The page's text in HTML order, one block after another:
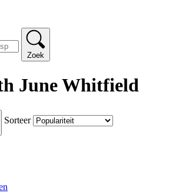
Zoek
June Whitfield
Sorteer